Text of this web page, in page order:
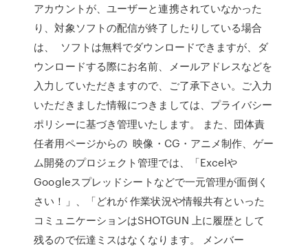
アカウントが、ユーザーと連携されていなかった
り、対象ソフトの配信が終了したりしている場合
は、 ソフトは無料でダウンロードできますが、ダ
ウンロードする際にお名前、メールアドレスなどを
入力していただきますので、ご了承下さい。ご入力
いただきました情報につきましては、プライバシー
ポリシーに基づき管理いたします。 また、団体責
任者用ページからの 映像・CG・アニメ制作、ゲー
ム開発のプロジェクト管理では、「Excelや
Googleスプレッドシートなどで一元管理が面倒く
さい！」、「どれが 作業状況や情報共有といった
コミュニケーションはSHOTGUN 上に履歴として
残るので伝達ミスはなくなります。 メンバー